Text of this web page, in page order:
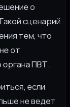
о
сценарий
тем, что
от
ПВТ.
если
не ведет